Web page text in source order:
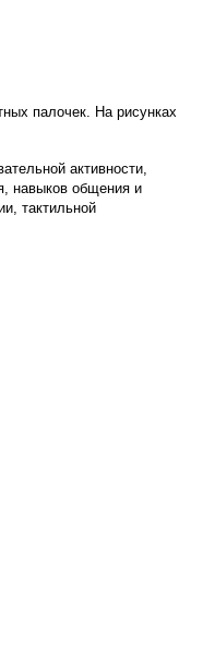
палочек. На рисунках
активности,
навыков общения и
тактильной